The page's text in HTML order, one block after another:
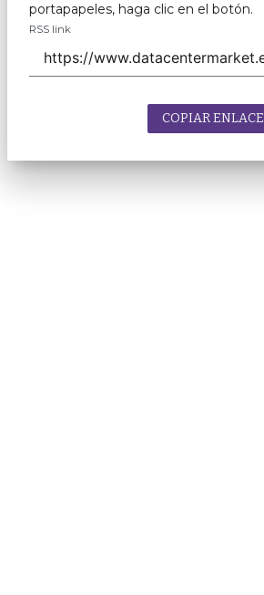
portapapeles, haga clic en el botón.
RSS link
COPIAR ENLACE